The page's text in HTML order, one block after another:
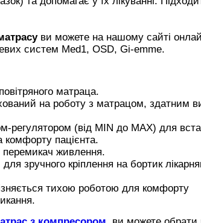
ви можете на нашому сайті
систем Med1, OSD, Gi-emme.
матраца.
на роботу з матрацом, здатним
регулятором (від MIN до MAX) для
комфорту пацієнта.
перемикач живлення.
зручного кріплення на бортик
тихою роботою для комфорту